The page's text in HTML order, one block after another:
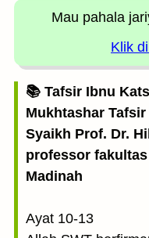
Mau pahala
Klik
📚 Tafsir Ibnu
Mukhtashar
Syaikh Prof. Dr.
professor
Madinah
Ayat 10-13